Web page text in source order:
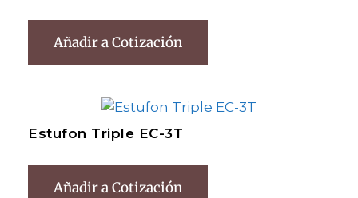
Añadir a Cotización
Estufon Triple EC-3T
Añadir a Cotización